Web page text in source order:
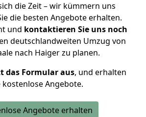
die Zeit – wir kümmern uns
die besten Angebote erhalten.
und kontaktieren Sie uns noch
deutschlandweiten Umzug von
nach Haiger zu planen.
das Formular aus, und erhalten
kostenlose Angebote.
Angebote erhalten